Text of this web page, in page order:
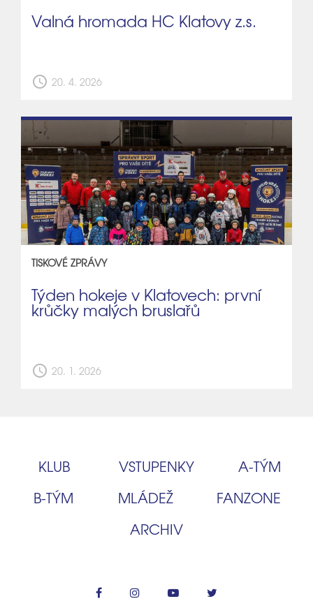
Valná hromada HC Klatovy z.s.
schedule 20. 4. 2026
TISKOVÉ ZPRÁVY
Týden hokeje v Klatovech: první
krůčky malých bruslařů
schedule 20. 1. 2026
KLUB VSTUPENKY
A‑TÝM
B‑TÝM
MLÁDEŽ
FANZONE
ARCHIV